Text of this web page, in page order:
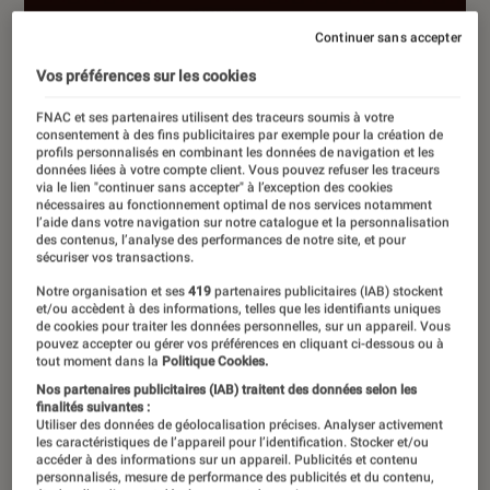
ACTU
Application • 09 juil. 2026
Vos préférences sur les cookies
FNAC et ses partenaires utilisent des traceurs soumis à votre
consentement à des fins publicitaires par exemple pour la création de
profils personnalisés en combinant les données de navigation et les
données liées à votre compte client. Vous pouvez refuser les traceurs
via le lien "continuer sans accepter" à l’exception des cookies
nécessaires au fonctionnement optimal de nos services notamment
l’aide dans votre navigation sur notre catalogue et la personnalisation
des contenus, l’analyse des performances de notre site, et pour
sécuriser vos transactions.
Notre organisation et ses419 partenaires publicitaires (IAB) stockent
et/ou accèdent à des informations, telles que les identifiants uniques
de cookies pour traiter les données personnelles, sur un appareil. Vous
pouvez accepter ou gérer vos préférences en cliquant ci-dessous ou à
tout moment dans la Politique Cookies.
Nos partenaires publicitaires (IAB) traitent des données selon les
finalités suivantes :
Utiliser des données de géolocalisation précises. Analyser activement
les caractéristiques de l’appareil pour l’identification. Stocker et/ou
accéder à des informations sur un appareil. Publicités et contenu
personnalisés, mesure de performance des publicités et du contenu,
Continuer sans accepter